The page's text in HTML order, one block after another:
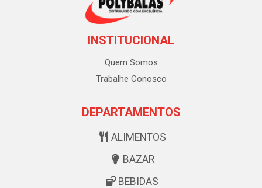
INSTITUCIONAL
Quem Somos
Trabalhe Conosco
DEPARTAMENTOS
ALIMENTOS
BAZAR
BEBIDAS